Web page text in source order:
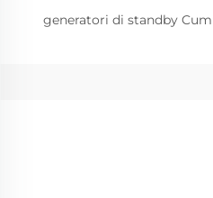
generatori di standby